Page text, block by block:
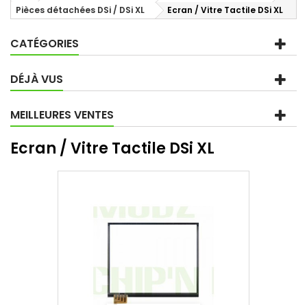
Pièces détachées DSi / DSi XL
Ecran / Vitre Tactile DSi XL
CATÉGORIES
DÉJÀ VUS
MEILLEURES VENTES
Ecran / Vitre Tactile DSi XL